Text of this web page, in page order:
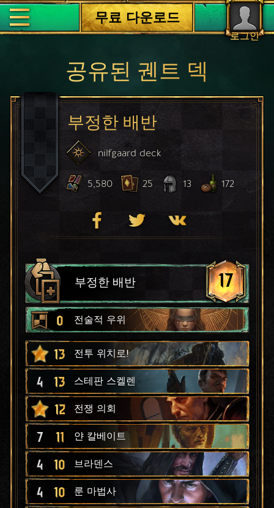
로그인
무료 다운로드
공유된 궨트 덱
부정한 배반
nilfgaard deck
5,580 25 13 172
부정한 배반 17
0 전술적 우위
13 전투 위치로!
4 13 스테판 스켈렌
12 전쟁 의회
7 11 얀 칼베이트
4 10 브라덴스
4 10 룬 마법사